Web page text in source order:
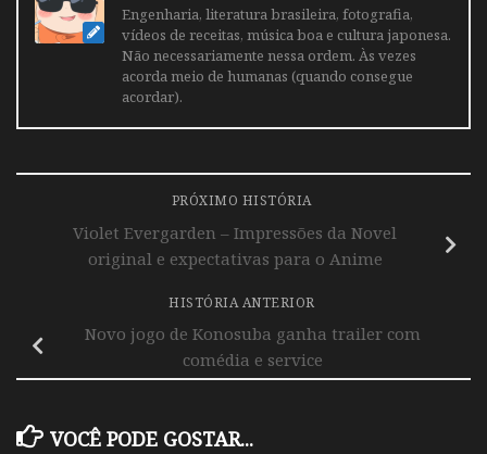
Engenharia, literatura brasileira, fotografia,
vídeos de receitas, música boa e cultura japonesa.
Não necessariamente nessa ordem. Às vezes
acorda meio de humanas (quando consegue
acordar).
PRÓXIMO HISTÓRIA
Violet Evergarden – Impressões da Novel
original e expectativas para o Anime
HISTÓRIA ANTERIOR
Novo jogo de Konosuba ganha trailer com
comédia e service
VOCÊ PODE GOSTAR...